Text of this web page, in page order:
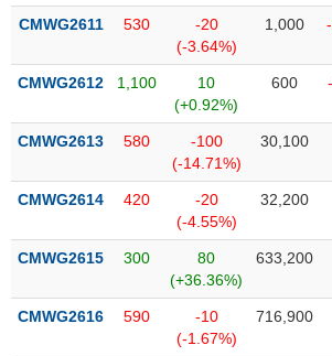
niêm
yết
Theo
dõi
biệt
được
quỹ
mục
ETF
CMWG2611 530
-20
(-3.64%)
1,000
CMWG2612 1,100
10
(+0.92%)
600
CMWG2613 580
-100
(-14.71%)
30,100
CMWG2614 420
-20
(-4.55%)
32,200
CMWG2615 300
80
(+36.36%)
633,200
CMWG2616 590
-10
(-1.67%)
716,900
CÔNG
ĐẦU
TƯ
DỮ